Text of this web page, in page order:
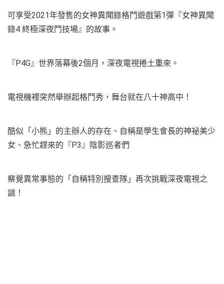
可享受2021年發售的女神異聞錄格鬥遊戲第1彈『女神異聞
錄4 終極深夜鬥技場』的故事。
『P4G』世界落幕後2個月，深夜電視捲土重來。
電視機裡突然舉辦起格鬥秀，舞台就在八十神高中！
酷似「小熊」的主辦人的存在、自稱是學生會長的神祕美少
女、急忙趕來的『P3』陰影巡者們
察覺異常事態的「自稱特別搜查隊」再次挑戰深夜電視之
謎！